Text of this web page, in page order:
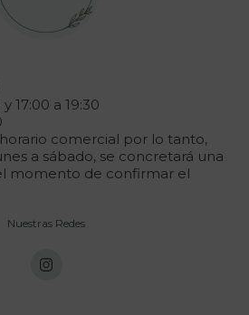
17:00 a 19:30
comercial por lo tanto,
a sábado, se concretará una
momento de confirmar el
Nuestras Redes